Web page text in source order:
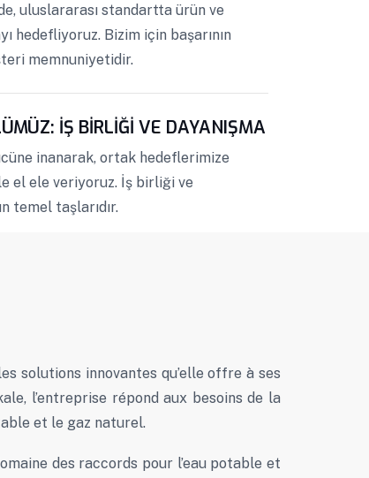
uluslararası standartta ürün ve
hedefliyoruz. Bizim için başarının
memnuniyetidir.
İŞ BİRLİĞİ VE DAYANIŞMA
inanarak, ortak hedeflerimize
el ele veriyoruz. İş birliği ve
temel taşlarıdır.
solutions innovantes qu’elle offre à ses
l’entreprise répond aux besoins de la
et le gaz naturel.
des raccords pour l’eau potable et